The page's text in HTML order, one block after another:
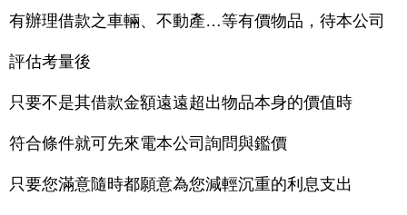
有辦理借款之車輛、不動產…等有價物品，待本公司
評估考量後
只要不是其借款金額遠遠超出物品本身的價值時
符合條件就可先來電本公司詢問與鑑價
只要您滿意隨時都願意為您減輕沉重的利息支出